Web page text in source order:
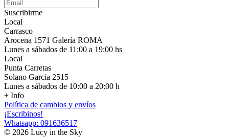
Suscribirme
Local
Carrasco
Arocena 1571 Galería ROMA
Lunes a sábados de 11:00 a 19:00 hs
Local
Punta Carretas
Solano Garcia 2515
Lunes a sábados de 10:00 a 20:00 h
+ Info
Política de cambios y envíos
¡Escribinos!
Whatsapp: 091636517
© 2026 Lucy in the Sky